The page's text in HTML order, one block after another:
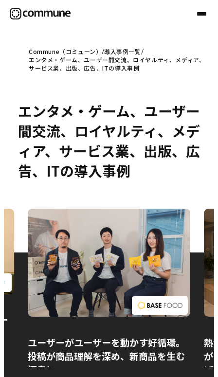
Communeについて
事例
セミナー
お問い合わせ
Commune（コミューン）
導入事例一覧
エンタメ・ゲーム、ユーザー間交流、ロイヤルティ、メディア、
サービス業、出版、広告、ITの導入事例
エンタメ・ゲーム、ユーザー
間交流、ロイヤルティ、メデ
ィア、サービス業、出版、広
告、ITの導入事例
ユーザーがユーザーを動かす好循環。
投稿が商品理解を深め、新商品を生む
源泉に
熱
が
ぱ